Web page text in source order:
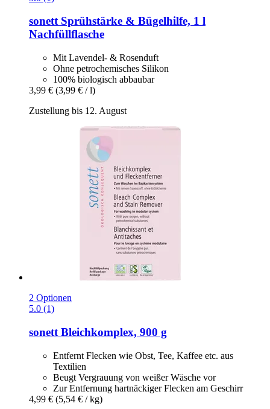
sonettSprühstärke & Bügelhilfe, 1 l
Nachfüllflasche
Mit Lavendel- & Rosenduft
Ohne petrochemisches Silikon
100% biologisch abbaubar
3,99 € (3,99 € / l)
Zustellung bis 12. August
2 Optionen
5.0 (1)
sonett Bleichkomplex, 900 g
Entfernt Flecken wie Obst, Tee, Kaffee etc. aus
Textilien
Beugt Vergrauung von weißer Wäsche vor
Zur Entfernung hartnäckiger Flecken am Geschirr
4,99 € (5,54 € / kg)